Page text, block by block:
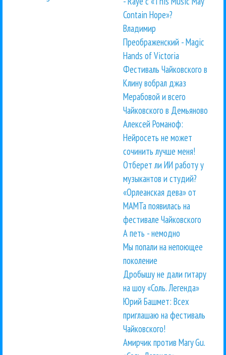
Contain Hope»?
Владимир
Преображенский - Magic
Hands of Victoria
Фестиваль Чайковского в
Клину вобрал джаз
Мерабовой и всего
Чайковского в Демьяново
Алексей Романоф:
Нейросеть не может
сочинить лучше меня!
Отберет ли ИИ работу у
музыкантов и студий?
«Орлеанская дева» от
МАМТа появилась на
фестивале Чайковского
А петь - немодно
Мы попали на непоющее
поколение
Дробышу не дали гитару
на шоу «Соль. Легенда»
Юрий Башмет: Всех
приглашаю на фестиваль
Чайковского!
Амирчик против Mary Gu.